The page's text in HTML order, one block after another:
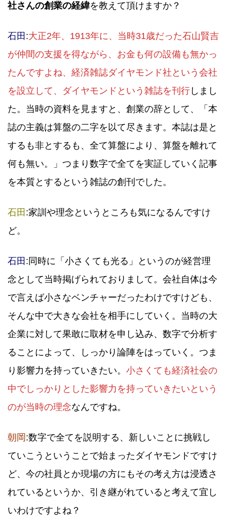
社さんの創業の経緯を教えて頂けますか？
石田 :大正2年、1913年に、当時31歳だった石山賢吉
が仲間の支援を得ながら、お金も何の設備も無かっ
たんですよね、経済雑誌ダイヤモンド社という会社
を設立して、ダイヤモンドという雑誌を刊行 しまし
た。当時の資料を見ますと、創業の辞として、「本
誌の主義は算盤の二字を以て尽きます。本誌は是と
するも非とするも、全て算盤により、算盤を離れて
何も無い。」つまり数字で全てを実証していく記事
を本質とするという雑誌の創刊でした。
石田 :家訓や理念というところも気になるんですけ
ど。
石田 :同時に「小さくても光る」というのが経営理
念として当時掲げられておりまして。会社自体は今
で言えば小さなベンチャーだったわけですけども、
そんな中で大きな会社を相手にしていく。当時の大
企業に対して果敢に取材を申し込み、数字で分析す
ることによって、しっかり論陣をはっていく。つま
り影響力を持っていきたい。 小さくても経済社会の
中でしっかりとした影響力を持っていきたいという
のが当時の理念なんですね。
朝岡 :数字で全てを説明する、新しいことに挑戦し
ていこうということで始まったダイヤモンドですけ
ど、今の社員とか現場の方にもその考え方は浸透さ
れているというか、引き継がれていると考えて宜し
いわけですよね？